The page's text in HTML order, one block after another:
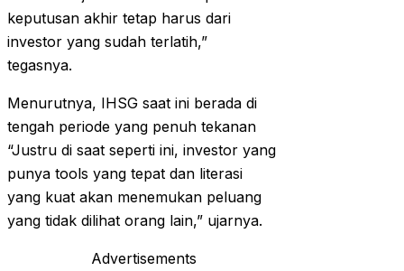
keputusan akhir tetap harus dari
investor yang sudah terlatih,”
tegasnya.
Menurutnya, IHSG saat ini berada di
tengah periode yang penuh tekanan
“Justru di saat seperti ini, investor yang
punya tools yang tepat dan literasi
yang kuat akan menemukan peluang
yang tidak dilihat orang lain,” ujarnya.
Advertisements